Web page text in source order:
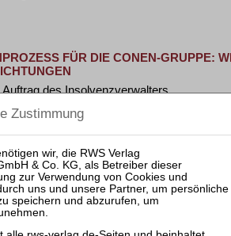
FÜR DIE CONEN-GRUPPE:
Auftrag des Insolvenzverwalters …
NEUER STRUKTUR GESTÄRKT IN
wurde am 30. Juli 2025 der …